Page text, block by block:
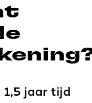
1,5 jaar tijd